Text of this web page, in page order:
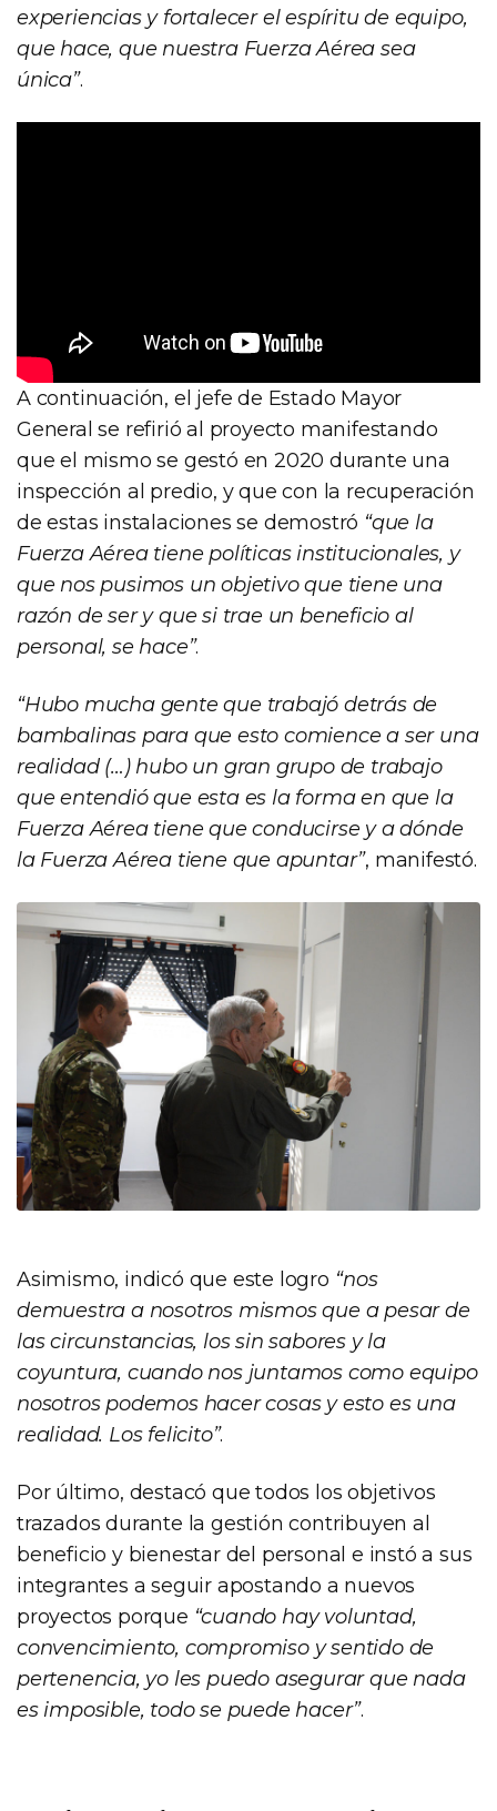
experiencias y fortalecer el espíritu de equipo,
que hace, que nuestra Fuerza Aérea sea
única”.
A continuación, el jefe de Estado Mayor
General se refirió al proyecto manifestando
que el mismo se gestó en 2020 durante una
inspección al predio, y que con la recuperación
de estas instalaciones se demostró “que la
Fuerza Aérea tiene políticas institucionales, y
que nos pusimos un objetivo que tiene una
razón de ser y que si trae un beneficio al
personal, se hace”.
“Hubo mucha gente que trabajó detrás de
bambalinas para que esto comience a ser una
realidad (…) hubo un gran grupo de trabajo
que entendió que esta es la forma en que la
Fuerza Aérea tiene que conducirse y a dónde
la Fuerza Aérea tiene que apuntar”, manifestó.
Asimismo, indicó que este logro “nos
demuestra a nosotros mismos que a pesar de
las circunstancias, los sin sabores y la
coyuntura, cuando nos juntamos como equipo
nosotros podemos hacer cosas y esto es una
realidad. Los felicito”.
Por último, destacó que todos los objetivos
trazados durante la gestión contribuyen al
beneficio y bienestar del personal e instó a sus
integrantes a seguir apostando a nuevos
proyectos porque “cuando hay voluntad,
convencimiento, compromiso y sentido de
pertenencia, yo les puedo asegurar que nada
es imposible, todo se puede hacer”.